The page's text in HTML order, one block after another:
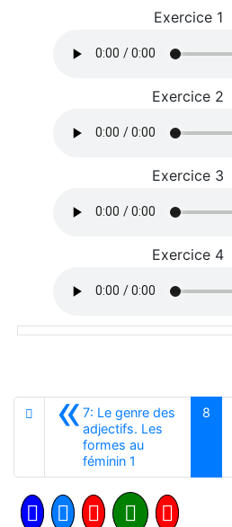
Exercice 1
Exercice 2
Exercice 3
Exercice 4
«7: Le genre des
adjectifs. Les
formes au
féminin 1
8